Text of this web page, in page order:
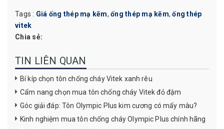
Tags : Giá ống thép mạ kẽm, ống thép mạ kẽm,ống thép
vitek
Chia sẻ:
TIN LIÊN QUAN
Bí kíp chọn tôn chống cháy Vitek xanh rêu
Cẩm nang chọn mua tôn chống cháy Vitek đỏ đậm
Góc giải đáp: Tôn Olympic Plus kim cương có mấy màu?
Kinh nghiệm mua tôn chống cháy Olympic Plus chính hãng